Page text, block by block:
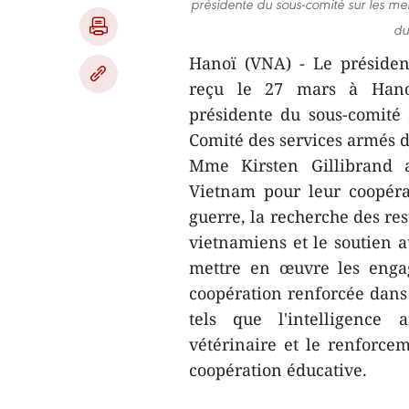
présidente du sous-comité sur les
Hanoï (VNA) - Le
reçu le 27 mars à
présidente du sous-
Comité des services armés
Mme Kirsten Gillibrand
Vietnam pour leur
guerre, la recherche des
vietnamiens et le soutien
mettre en œuvre les
coopération renforcée
tels que l'intelligence
vétérinaire et le
coopération éducative.